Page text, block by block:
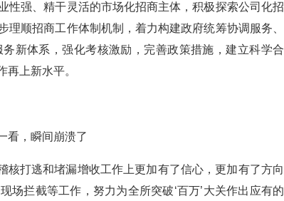
性强、精干灵活的市场化招商主体，积极探索公司化招
顺招商工作体制机制，着力构建政府统筹协调服务、
新体系，强化考核激励，完善政策措施，建立科学合
上新水平。
，瞬间崩溃了
打逃和堵漏增收工作上更加有了信心，更加有了方向
拦截等工作，努力为全所突破‘百万’大关作出应有的